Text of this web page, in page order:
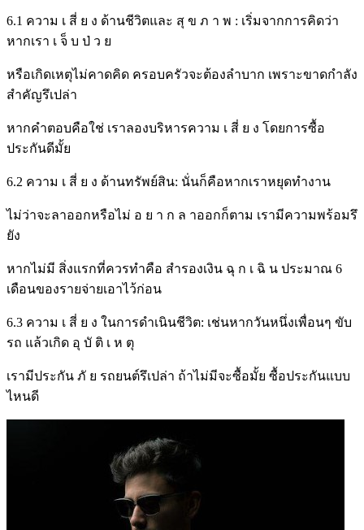
6.1 ความ เ สี่ ย ง ด้านชีวิตและ สุ ข ภ า พ : เริ่มจากการคิดว่า
หากเรา เ จ็ บ ป่ ว ย
หรือเกิดเหตุไม่คาดคิด ครอบครัวจะต้องลำบาก เพราะขาดกำลัง
สำคัญรึเปล่า
หากคำตอบคือใช่ เราลองบริหารความ เ สี่ ย ง โดยการซื้อ
ประกันดีมั้ย
6.2 ความ เ สี่ ย ง ด้านทรัพย์สิน: นั่นก็คือหากเราหยุดทำงาน
ไม่ว่าจะลาออกหรือไม่ อ ย า ก ล าออกก็ตาม เรามีความพร้อมรึ
ยัง
หากไม่มี สิ่งแรกที่ควรทำคือ สำรองเงิน ฉุ ก เ ฉิ น ประมาณ 6
เดือนของรายจ่ายเอาไว้ก่อน
6.3 ความ เ สี่ ย ง ในการดำเนินชีวิต: เช่นหากวันหนึ่งเพื่อนๆ ขับ
รถ แล้วเกิด อุ บั ติ เ ห ตุ
เรามีประกัน ภั ย รถยนต์รึเปล่า ถ้าไม่มีจะซื้อมั้ย ซื้อประกันแบบ
ไหนดี